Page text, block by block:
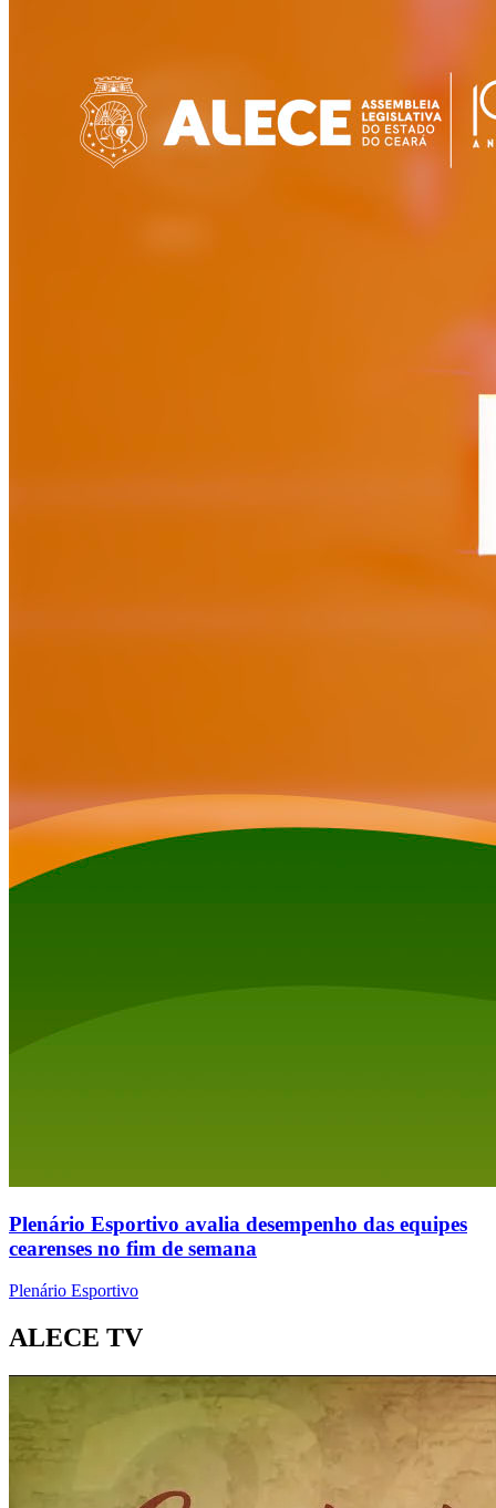
Plenário Esportivo avalia desempenho das equipes
cearenses no fim de semana
Plenário Esportivo
ALECE TV